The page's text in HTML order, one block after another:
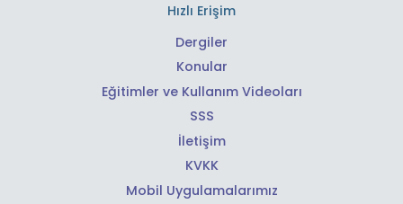
Hızlı Erişim
Dergiler
Konular
Eğitimler ve Kullanım Videoları
SSS
İletişim
KVKK
Mobil Uygulamalarımız